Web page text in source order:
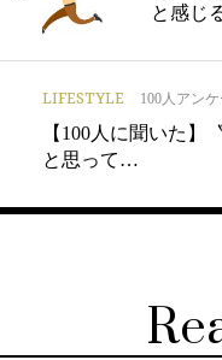
と感じ
LIFESTYLE 100人アンケ
【100人に聞いた】
と思って…